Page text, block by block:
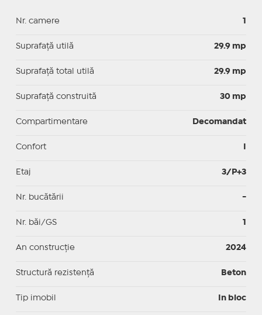
Nr. camere 1
Suprafaţă utilă 29.9 mp
Suprafaţă total utilă 29.9 mp
Suprafaţă construită 30 mp
Compartimentare Decomandat
Confort
Etaj 3/P+3
Nr. bucătării -
Nr. băi/GS 1
An construcție 2024
Structură rezistență Beton
Tip imobil In bloc